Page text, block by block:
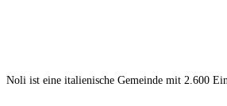
Noli ist eine italienische Gemeinde mit 2.600